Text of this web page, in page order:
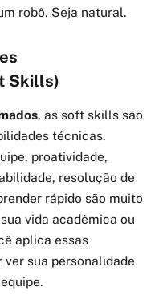
robô. Seja natural.
Skills)
, as soft skills são
técnicas.
proatividade,
resolução de
rápido são muito
vida acadêmica ou
aplica essas
sua personalidade